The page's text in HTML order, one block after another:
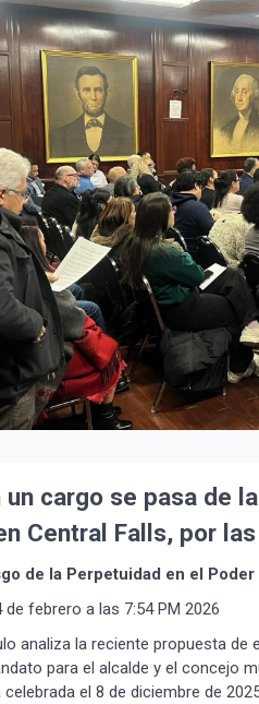
un cargo se pasa de
Central Falls, por
de la Perpetuidad en el
febrero a las 7:54 PM 2026
analiza la reciente propuesta de
para el alcalde y el concejo
celebrada el 8 de diciembre de